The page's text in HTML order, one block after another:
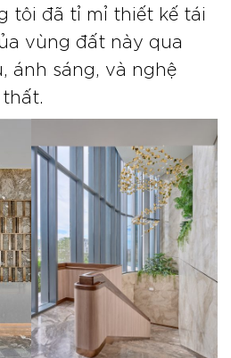
tôi đã tỉ mỉ thiết kế tái
vùng đất này qua
ánh sáng, và nghệ